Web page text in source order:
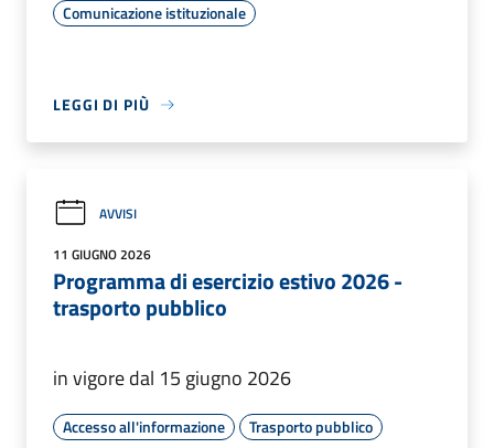
Comunicazione istituzionale
LEGGI DI PIÙ
AVVISI
11 GIUGNO 2026
Programma di esercizio estivo 2026 -
trasporto pubblico
in vigore dal 15 giugno 2026
Accesso all'informazione Trasporto pubblico